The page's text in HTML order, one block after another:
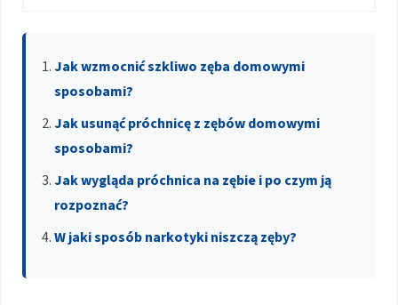
Jak wzmocnić szkliwo zęba domowymi
sposobami?
Jak usunąć próchnicę z zębów domowymi
sposobami?
Jak wygląda próchnica na zębie i po czym ją
rozpoznać?
W jaki sposób narkotyki niszczą zęby?